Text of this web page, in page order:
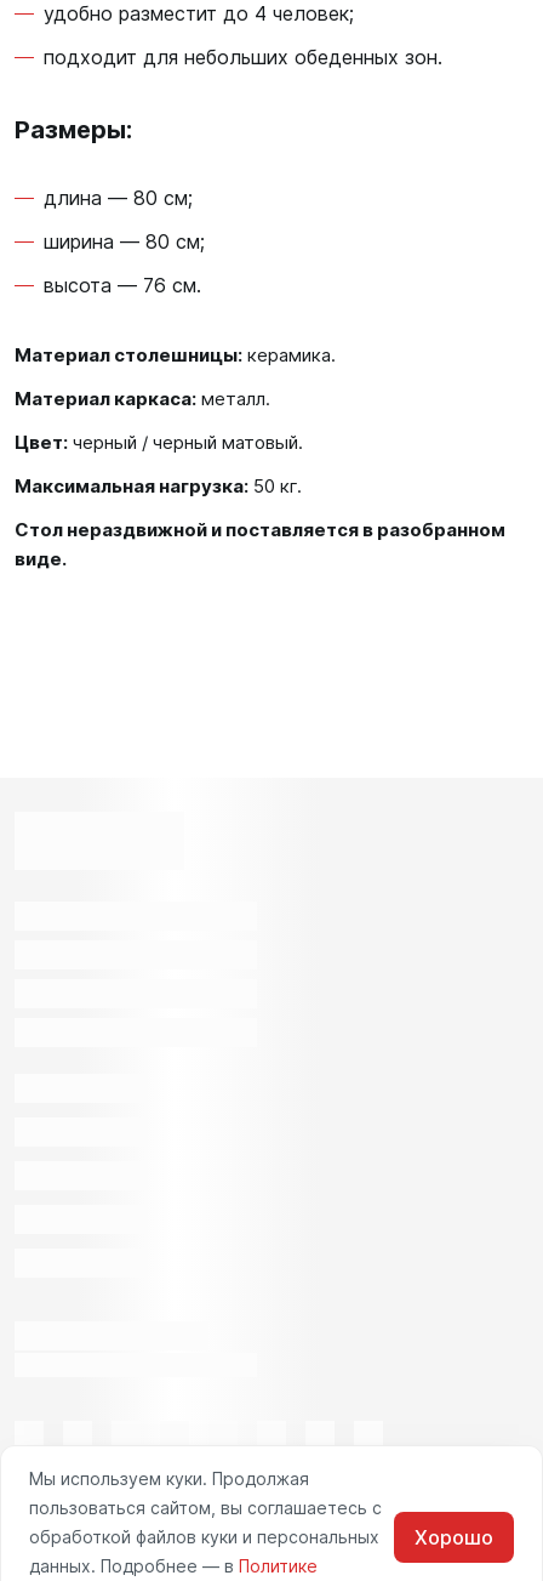
удобно разместит до 4 человек;
подходит для небольших обеденных зон.
Размеры:
длина — 80 см;
ширина — 80 см;
высота — 76 см.
Материал столешницы: керамика.
Материал каркаса: металл.
Цвет: черный / черный матовый.
Максимальная нагрузка: 50 кг.
Стол нераздвижной и поставляется в разобранном
виде.
Мы используем куки. Продолжая
пользоваться сайтом, вы соглашаетесь с
обработкой файлов куки и персональных
данных. Подробнее — в Политике
Хорошо